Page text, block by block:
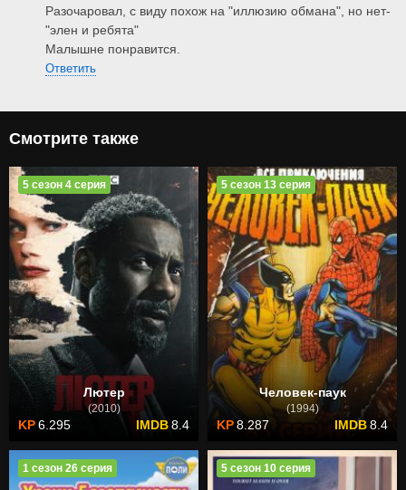
Разочаровал, с виду похож на "иллюзию обмана", но нет-
"элен и ребята"
Малышне понравится.
Ответить
Смотрите также
Лютер
(2010)
6.295 8.4
5 сезон 4 серия
Человек-паук
(1994)
8.287 8.4
5 сезон 13 серия
1 сезон 26 серия 5 сезон 10 серия